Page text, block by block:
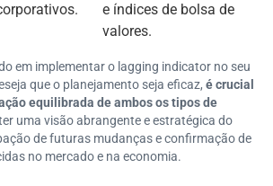
e índices de bolsa de
valores.
em implementar o lagging indicator no seu
que o planejamento seja eficaz, é crucial
equilibrada de ambos os tipos de
uma visão abrangente e estratégica do
de futuras mudanças e confirmação de
no mercado e na economia.